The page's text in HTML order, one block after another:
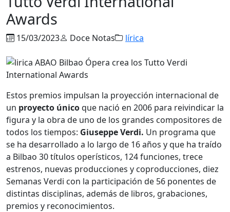
Awards
15/03/2023 Doce Notas lírica
Estos premios impulsan la proyección internacional de
un proyecto únicoque nació en 2006 para reivindicar la
figura y la obra de uno de los grandes compositores de
todos los tiempos: Giuseppe Verdi. Un programa que
se ha desarrollado a lo largo de 16 años y que ha traído
a Bilbao 30 títulos operísticos, 124 funciones, trece
estrenos, nuevas producciones y coproducciones, diez
Semanas Verdi con la participación de 56 ponentes de
distintas disciplinas, además de libros, grabaciones,
premios y reconocimientos.